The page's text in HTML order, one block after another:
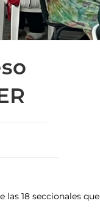
las 18 seccionales que